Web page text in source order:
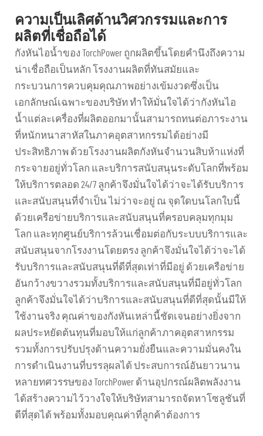
ความเป็นเลิศด้านวิศวกรรมและการ
ผลิตที่เชื่อถือได้
กังหันไอน้ำของ TorchPower ถูกผลิตขึ้นโดยคำนึงถึงความ
น่าเชื่อถือเป็นหลัก โรงงานผลิตที่ทันสมัยและ
กระบวนการควบคุมคุณภาพอย่างเข้มงวดซึ่งเป็น
เอกลักษณ์เฉพาะของบริษัท ทำให้มั่นใจได้ว่ากังหันไอ
น้ำแต่ละเครื่องที่ผลิตออกมานั้นสามารถทนต่อภาระงาน
ที่หนักหนาสาหัสในภาคอุตสาหกรรมได้อย่างมี
ประสิทธิภาพ ด้วยโรงงานผลิตกังหันจำนวนสิบห้าแห่งที่
กระจายอยู่ทั่วโลก และบริการสนับสนุนระดับโลกที่พร้อม
ให้บริการตลอด 24/7 ลูกค้าจึงมั่นใจได้ว่าจะได้รับบริการ
และสนับสนุนที่จำเป็น ไม่ว่าจะอยู่ ณ จุดใดบนโลกใบนี้
ด้วยเครือข่ายบริการและสนับสนุนที่ครอบคลุมทุกมุม
โลก และทุกศูนย์บริการล้วนเชื่อมต่อกับระบบบริการและ
สนับสนุนจากโรงงานโดยตรง ลูกค้าจึงมั่นใจได้ว่าจะได้
รับบริการและสนับสนุนที่ดีที่สุดเท่าที่มีอยู่ ด้วยเครือข่าย
อันกว้างขวางรวมทั้งบริการและสนับสนุนที่มีอยู่ทั่วโลก
ลูกค้าจึงมั่นใจได้ว่าบริการและสนับสนุนที่ดีที่สุดนั้นมีให้
ใช้งานจริง คุณค่าของกังหันเหล่านี้ชัดเจนอย่างยิ่งจาก
ผลประหยัดต้นทุนที่มอบให้แก่ลูกค้าภาคอุตสาหกรรม
รวมทั้งการปรับปรุงด้านความยั่งยืนและความมั่นคงใน
การดำเนินงานที่บรรลุผลได้ ประสบการณ์อันยาวนาน
หลายทศวรรษของ TorchPower ด้านอุปกรณ์ผลิตพลังงาน
ได้สร้างความไว้วางใจให้บริษัทสามารถจัดหาโซลูชันที่
ดีที่สุดได้ พร้อมทั้งมอบคุณค่าที่ลูกค้าต้องการ